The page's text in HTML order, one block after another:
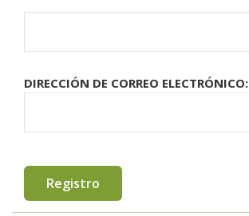
DIRECCIÓN DE CORREO ELECTRÓNICO: